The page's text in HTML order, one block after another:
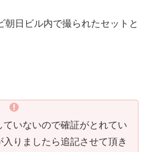
朝日ビル内で撮られたセットと
ていないので確証がとれてい
りましたら追記させて頂き